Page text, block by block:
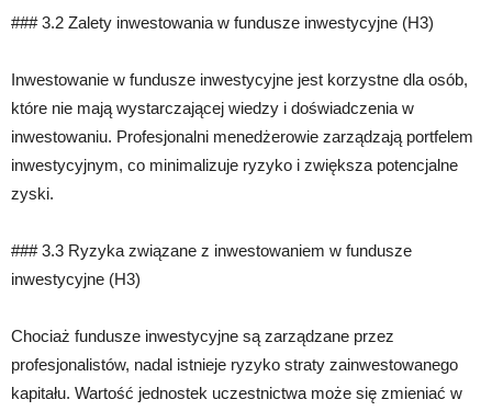
### 3.2 Zalety inwestowania w fundusze inwestycyjne (H3)
Inwestowanie w fundusze inwestycyjne jest korzystne dla osób,
które nie mają wystarczającej wiedzy i doświadczenia w
inwestowaniu. Profesjonalni menedżerowie zarządzają portfelem
inwestycyjnym, co minimalizuje ryzyko i zwiększa potencjalne
zyski.
### 3.3 Ryzyka związane z inwestowaniem w fundusze
inwestycyjne (H3)
Chociaż fundusze inwestycyjne są zarządzane przez
profesjonalistów, nadal istnieje ryzyko straty zainwestowanego
kapitału. Wartość jednostek uczestnictwa może się zmieniać w